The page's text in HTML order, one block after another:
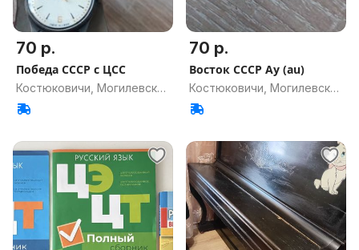
70 р.
Победа СССР с ЦСС
Костюковичи, Могилевская
обл.
70 р.
Восток СССР Ау (au)
Костюковичи, Могилевская
обл.